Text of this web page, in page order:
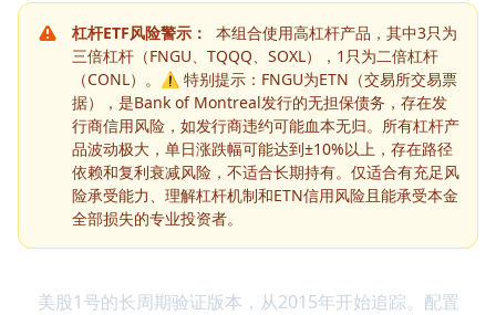
杠杆ETF风险警示：
本组合使用高杠杆产品，其中3只为
三倍杠杆（FNGU、TQQQ、SOXL），1只为二倍杠杆
（CONL）。⚠️ 特别提示：FNGU为ETN（交易所交易票
据），是Bank of Montreal发行的无担保债务，存在发
行商信用风险，如发行商违约可能血本无归。所有杠杆产
品波动极大，单日涨跌幅可能达到±10%以上，存在路径
依赖和复利衰减风险，不适合长期持有。仅适合有充足风
险承受能力、理解杠杆机制和ETN信用风险且能承受本金
全部损失的专业投资者。
美股1号的长周期验证版本，从2015年开始追踪。配置